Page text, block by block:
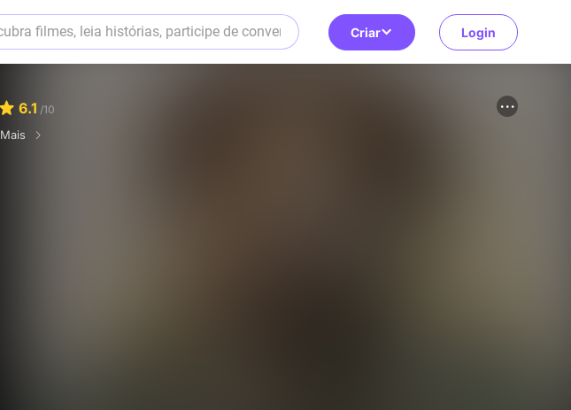
Criar Login
6.1 /10
Mais